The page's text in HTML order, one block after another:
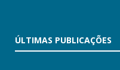
ÚLTIMAS PUBLICAÇÕES